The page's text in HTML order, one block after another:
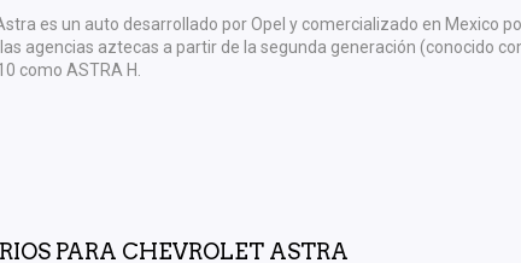
es un auto desarrollado por Opel y comercializado en Mexico
agencias aztecas a partir de la segunda generación (conocido
como ASTRA H.
PARA CHEVROLET ASTRA